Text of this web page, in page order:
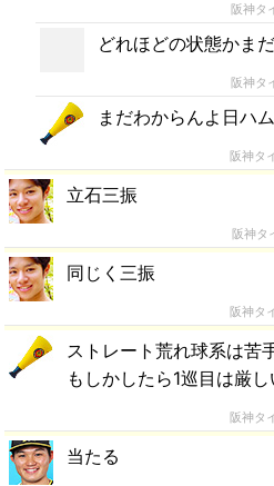
阪神タ
どれほどの状態かま
阪神タ
まだわからんよ日ハ
阪神タ
立石三振
阪神タ
同じく三振
阪神タ
ストレート荒れ球系は苦
もしかしたら1巡目は厳
阪神タ
当たる